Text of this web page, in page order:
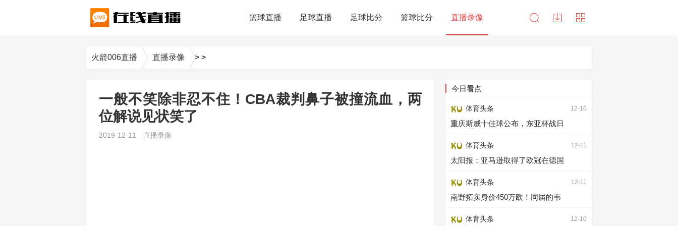
篮球直播 足球直播 足球比分 篮球比分 直播录像
火箭006直播 >
直播录像 >
一般不笑除非忍不住！CBA裁判鼻子被撞流血，两
位解说见状笑了
2019-12-11 直播录像
今日看点
体育头条 12-10
重庆斯威十佳球公布，东亚杯战日
体育头条 12-11
太阳报：亚马逊取得了欧冠在德国
体育头条 12-11
南野拓实身价450万欧！同届的韦
体育头条 12-10